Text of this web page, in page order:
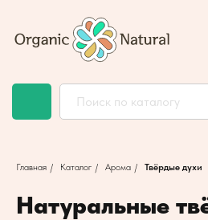
Главная / Каталог / Арома / Твёрдые духи
Натуральные